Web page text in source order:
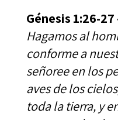
Génesis 1:26-27
Hagamos al
conforme a
señoree en los
aves de los
toda la tierra, y